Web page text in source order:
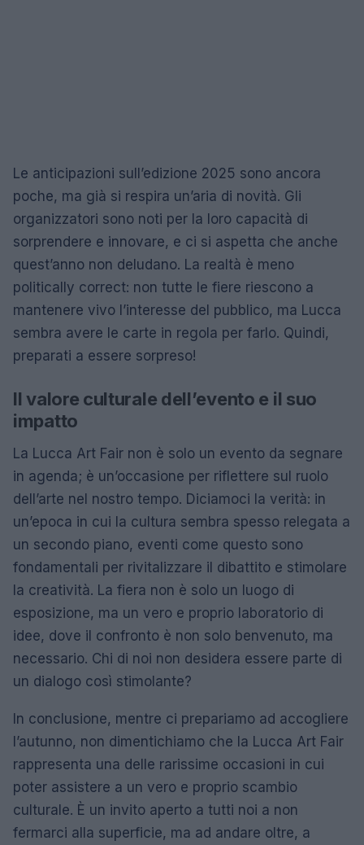
Le anticipazioni sull’edizione 2025 sono ancora
poche, ma già si respira un’aria di novità. Gli
organizzatori sono noti per la loro capacità di
sorprendere e innovare, e ci si aspetta che anche
quest’anno non deludano. La realtà è meno
politically correct: non tutte le fiere riescono a
mantenere vivo l’interesse del pubblico, ma Lucca
sembra avere le carte in regola per farlo. Quindi,
preparati a essere sorpreso!
Il valore culturale dell’evento e il suo
impatto
La Lucca Art Fair non è solo un evento da segnare
in agenda; è un’occasione per riflettere sul ruolo
dell’arte nel nostro tempo. Diciamoci la verità: in
un’epoca in cui la cultura sembra spesso relegata a
un secondo piano, eventi come questo sono
fondamentali per rivitalizzare il dibattito e stimolare
la creatività. La fiera non è solo un luogo di
esposizione, ma un vero e proprio laboratorio di
idee, dove il confronto è non solo benvenuto, ma
necessario. Chi di noi non desidera essere parte di
un dialogo così stimolante?
In conclusione, mentre ci prepariamo ad accogliere
l’autunno, non dimentichiamo che la Lucca Art Fair
rappresenta una delle rarissime occasioni in cui
poter assistere a un vero e proprio scambio
culturale. È un invito aperto a tutti noi a non
fermarci alla superficie, ma ad andare oltre, a